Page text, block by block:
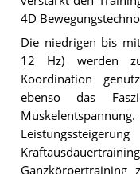
4D
Die niedrigen bis
12 Hz) werden
Koordination
ebenso das
Ganzkörpertraining